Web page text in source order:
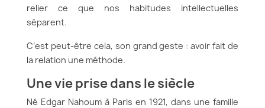
relier ce que nos habitudes intellectuelles
séparent.
C’est peut-être cela, son grand geste : avoir fait de
la relation une méthode.
Une vie prise dans le siècle
Né Edgar Nahoum à Paris en 1921, dans une famille